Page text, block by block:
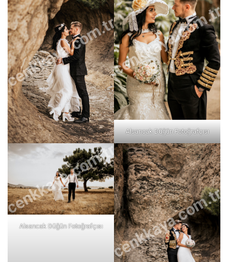
cenkkaya.com.trcenkkaya.com.tr
Alsancak Düğün Fotoğrafçısı
cenkkaya.com.tr
Alsancak Düğün Fotoğrafçısı cenkkaya.com.tr